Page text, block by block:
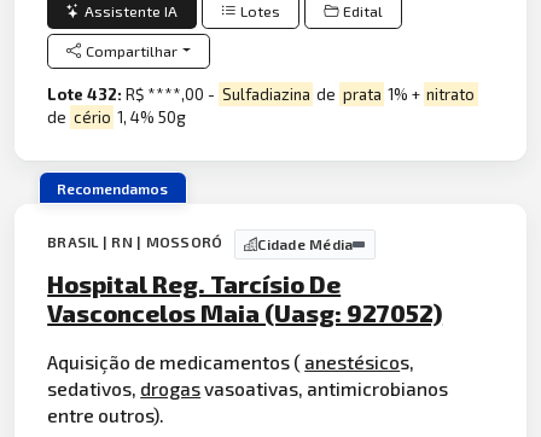
Assistente IA Lotes Edital
Compartilhar
Lote 432:R$ ****,00 - Sulfadiazina de prata 1% + nitrato
de cério 1, 4% 50g
Recomendamos
BRASIL | RN | MOSSORÓ Cidade Média
Hospital Reg. Tarcísio De
Vasconcelos Maia (Uasg: 927052)
Aquisição de medicamentos ( anestésicos,
sedativos, drogasvasoativas, antimicrobianos
entre outros).